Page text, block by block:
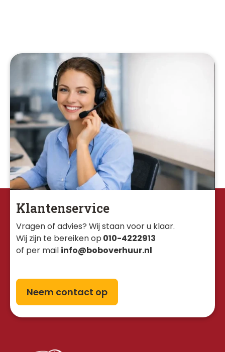
Klantenservice
Vragen of advies? Wij staan voor u klaar.
Wij zijn te bereiken op 010-4222913
of per mail info@boboverhuur.nl
Neem contact op